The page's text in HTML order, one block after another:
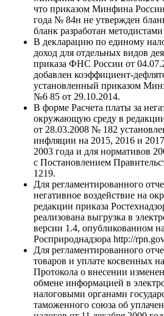
что приказом Минфина России
года № 84н не утвержден
бланк разработан
В декларацию по единому
доход для отдельных видов
приказа ФНС России от
добавлен коэффициент-
установленный приказом
№6 85 от 29.10.2014.
В форме Расчета платы за
окружающую среду в редакции
от 28.03.2008 № 182
инфляции на 2015, 2016 и
2003 года и для нормативов
с Постановлением
1219.
Для регламентированного
негативное воздействие на
редакции приказа
реализована выгрузка в
версии 1.4, опубликованном
Росприроднадзора http://
Для регламентированного
товаров и уплате косвенных
Протокола о внесении
обмене информацией в
налоговыми органами
таможенного союза об